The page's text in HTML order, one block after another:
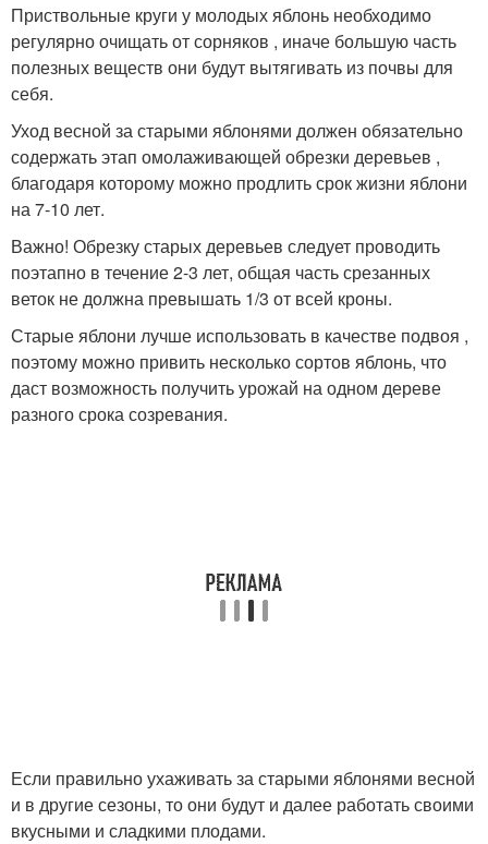
Приствольные круги у молодых яблонь необходимо
регулярно очищать от сорняков , иначе большую часть
полезных веществ они будут вытягивать из почвы для
себя.
Уход весной за старыми яблонями должен обязательно
содержать этап омолаживающей обрезки деревьев ,
благодаря которому можно продлить срок жизни яблони
на 7-10 лет.
Важно! Обрезку старых деревьев следует проводить
поэтапно в течение 2-3 лет, общая часть срезанных
веток не должна превышать 1/3 от всей кроны.
Старые яблони лучше использовать в качестве подвоя ,
поэтому можно привить несколько сортов яблонь, что
даст возможность получить урожай на одном дереве
разного срока созревания.
Если правильно ухаживать за старыми яблонями весной
и в другие сезоны, то они будут и далее работать своими
вкусными и сладкими плодами.